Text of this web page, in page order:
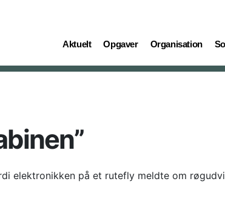
Aktuelt
(current) Opgaver
(current) Organisation
(current)
elektronikken på et rutefly meldte om